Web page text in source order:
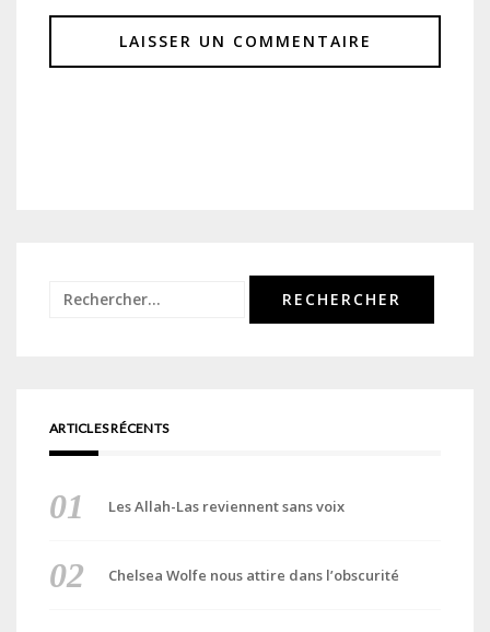
Rechercher :
ARTICLES RÉCENTS
Les Allah-Las reviennent sans voix
Chelsea Wolfe nous attire dans l’obscurité